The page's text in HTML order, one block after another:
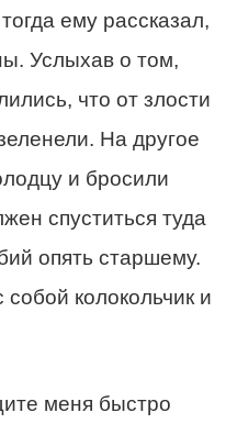
ему рассказал,
Услыхав о том,
что от злости
На другое
и бросили
спуститься туда
опять старшему.
собой колокольчик и
меня быстро